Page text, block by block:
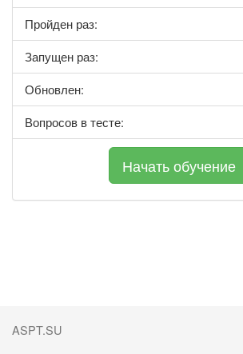
Пройден раз:
Запущен раз:
Обновлен:
Вопросов в тесте:
ASPT.SU